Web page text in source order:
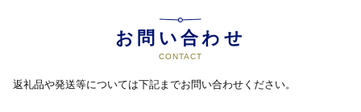
お問い合わせ
CONTACT
返礼品や発送等については下記までお問い合わせください。